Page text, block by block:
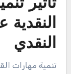
تأثير
النقدية
النقدي
تنمية مهارات